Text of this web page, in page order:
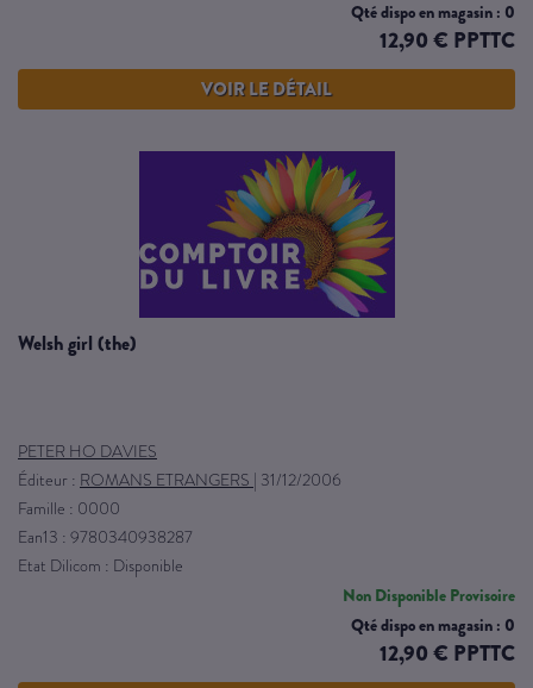
Qté dispo en magasin : 0
12,90 € PPTTC
VOIR LE DÉTAIL
welsh girl (the)
PETER HO DAVIES
Éditeur : ROMANS ETRANGERS | 31/12/2006
Famille : 0000
Ean13 : 9780340938287
Etat Dilicom : Disponible
Non Disponible Provisoire
Qté dispo en magasin : 0
12,90 € PPTTC